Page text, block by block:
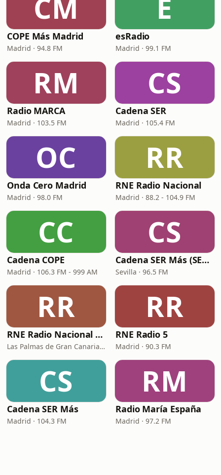
CM
COPE Más Madrid
Madrid · 94.8 FM
E
esRadio
Madrid · 99.1 FM
RM
Radio MARCA
Madrid · 103.5 FM
CS
Cadena SER
Madrid · 105.4 FM
OC
Onda Cero Madrid
Madrid · 98.0 FM
RR
RNE Radio Nacional
Madrid · 88.2 - 104.9 FM
CC
Cadena COPE
Madrid · 106.3 FM - 999 AM
CS
Cadena SER Más (SER+ Sevilla)
Sevilla · 96.5 FM
RR
RNE Radio Nacional - Canarias
Las Palmas de Gran Canaria · 92.8 FM
RR
RNE Radio 5
Madrid · 90.3 FM
CS
Cadena SER Más
Madrid · 104.3 FM
RM
Radio María España
Madrid · 97.2 FM